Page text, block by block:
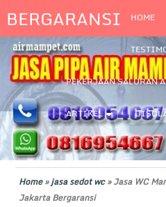
BERGARANSI HOME
PEKERJAAN SALURAN
ARTIKEL
Home»jasa sedot wc»Jasa WC
Jakarta Bergaransi